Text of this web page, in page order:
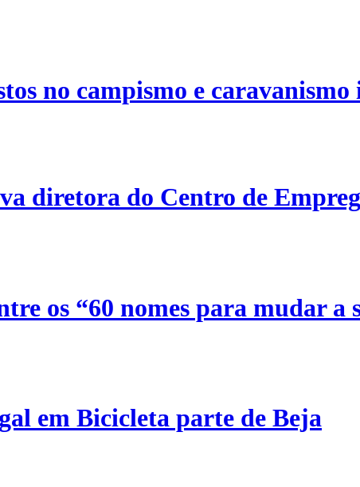
no campismo e
diretora do Centro de
os “60 nomes para mudar a
em Bicicleta parte de Beja